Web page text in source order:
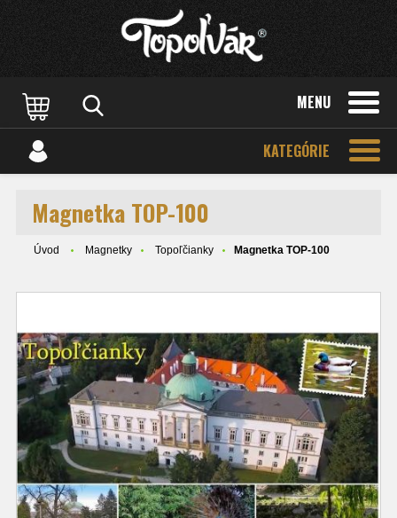
MENU
KATEGÓRIE
Magnetka TOP-100
Úvod Magnetky Topoľčianky Magnetka TOP-100